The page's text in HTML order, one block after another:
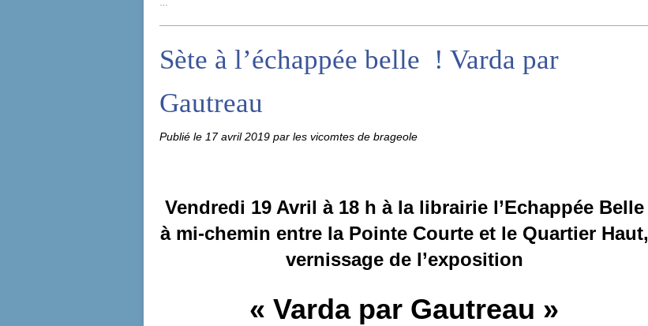
Sète à l’échappée belle ! Varda par
Gautreau
Publié le 17 avril 2019 par les vicomtes de brageole
Vendredi 19 Avril à 18 h à la librairie l’Echappée Belle
à mi-chemin entre la Pointe Courte et le Quartier Haut,
vernissage de l’exposition
« Varda par Gautreau »